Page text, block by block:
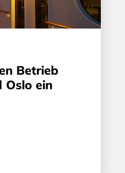
Betrieb
Oslo ein